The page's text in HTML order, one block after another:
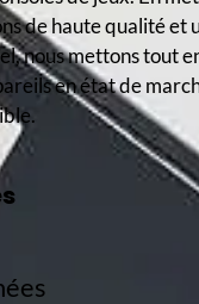
de haute qualité et
nous mettons tout
en état de